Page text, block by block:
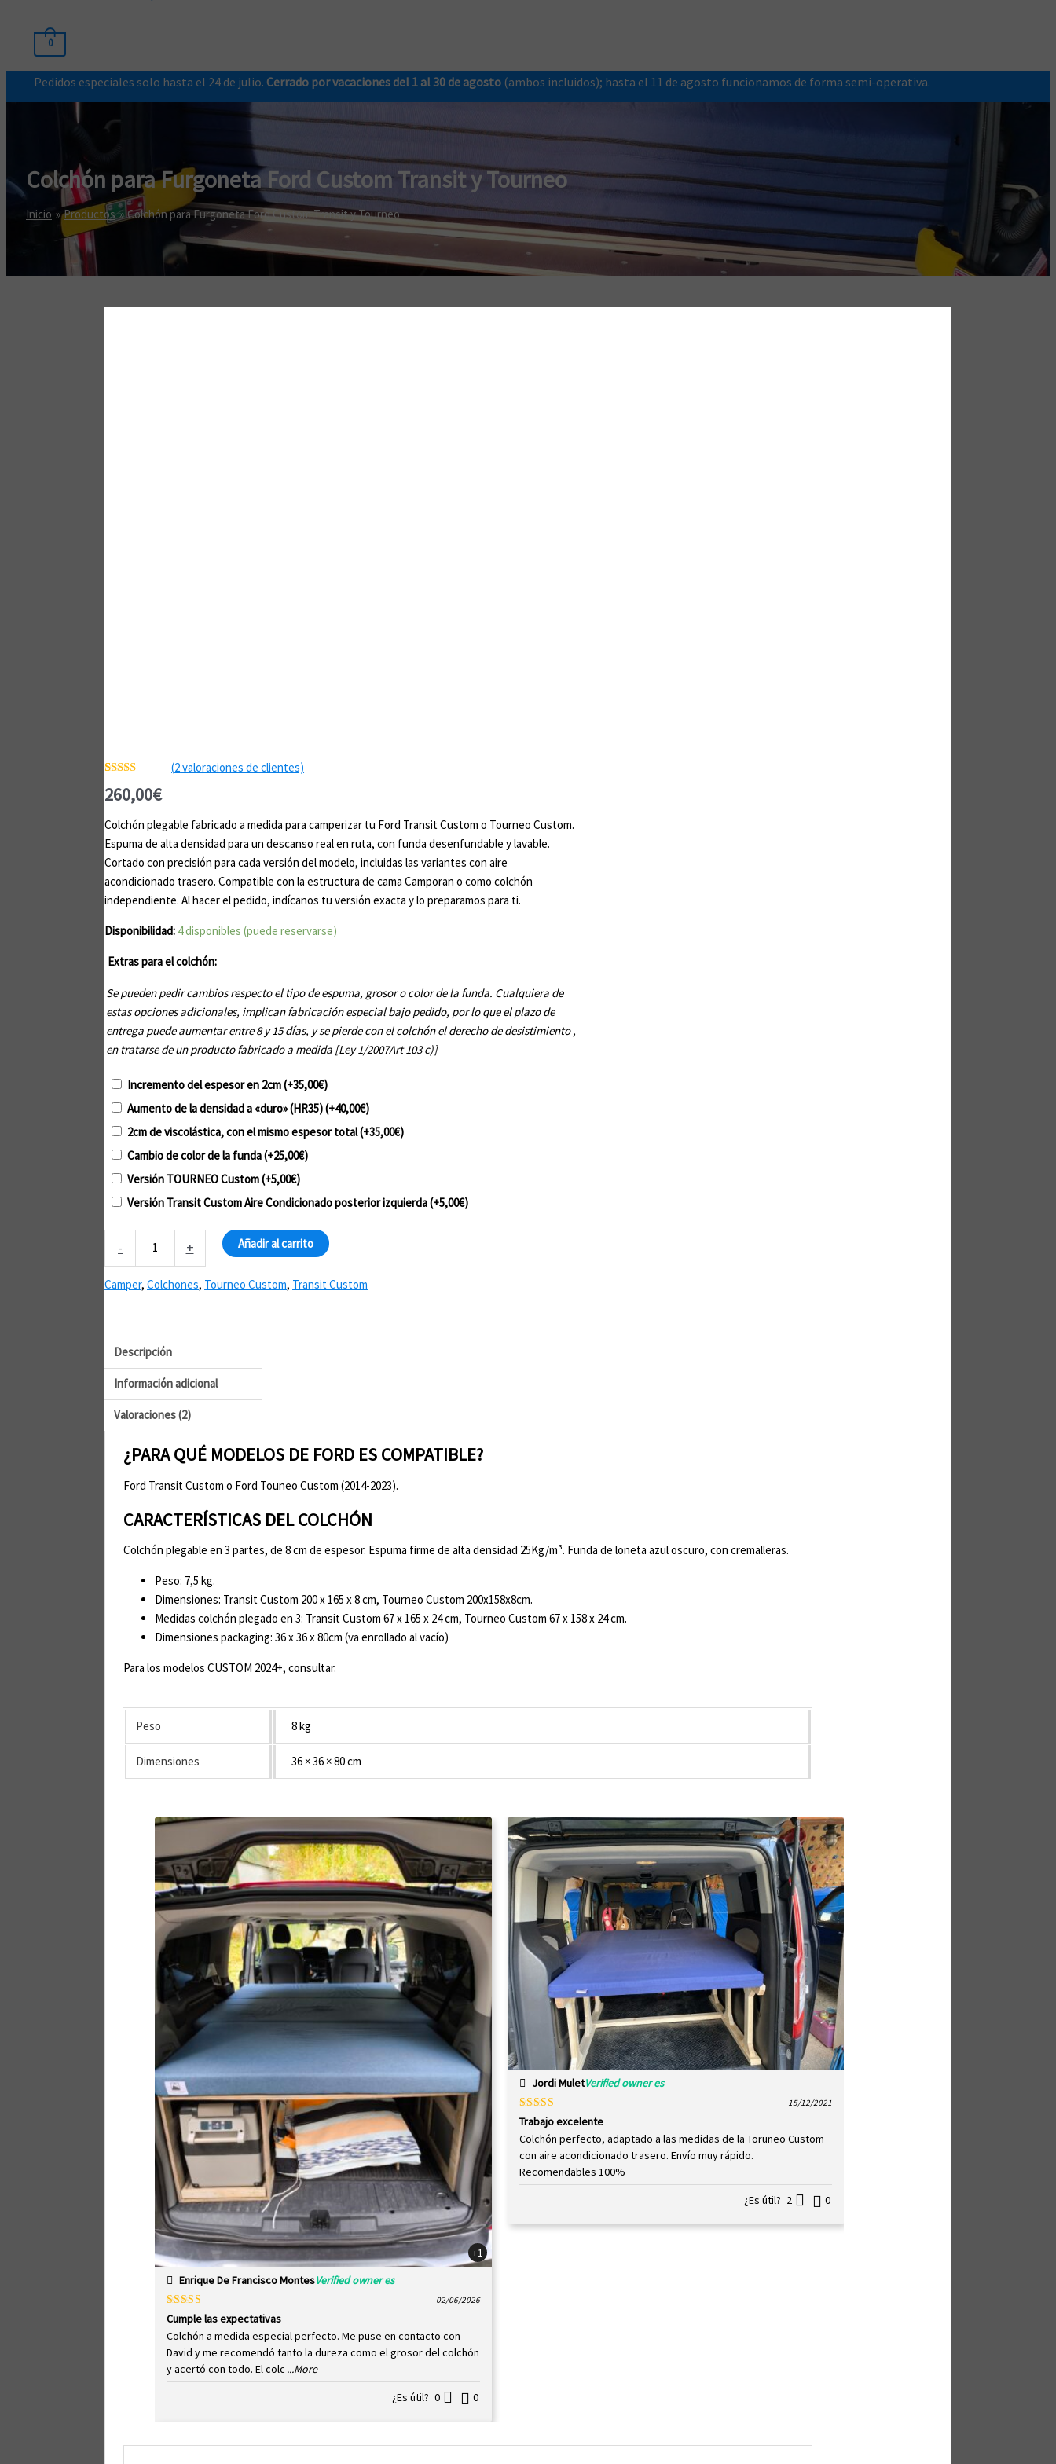
0
Pedidos especiales solo hasta el 24 de julio. Cerrado por vacaciones del 1 al 30 de agosto (ambos incluidos); hasta el 11 de agosto funcionamos de forma semi-operativa.
Colchón para Furgoneta Ford Custom Transit y Tourneo
Inicio Productos Colchón para Furgoneta Ford Custom Transit y Tourneo
con5.00de
valoraciones
de clientes
(2valoraciones de clientes)
260,00€
Colchón plegable fabricado a medida para camperizar tu Ford Transit Custom o Tourneo Custom.
Espuma de alta densidad para un descanso real en ruta, con funda desenfundable y lavable.
Cortado con precisión para cada versión del modelo, incluidas las variantes con aire
acondicionado trasero. Compatible con la estructura de cama Camporan o como colchón
independiente. Al hacer el pedido, indícanos tu versión exacta y lo preparamos para ti.
Disponibilidad: 4 disponibles (puede reservarse)
Extras para el colchón:
Se pueden pedir cambios respecto el tipo de espuma, grosor o color de la funda. Cualquiera de
estas opciones adicionales, implican fabricación especial bajo pedido, por lo que el plazo de
entrega puede aumentar entre 8 y 15 días, y se pierde con el colchón el derecho de desistimiento ,
en tratarse de un producto fabricado a medida [Ley 1/2007Art 103 c)]
Incremento del espesor en 2cm(+35,00€)
Aumento de la densidad a «duro» (HR35)(+40,00€)
2cm de viscolástica, con el mismo espesor total(+35,00€)
Cambio de color de la funda(+25,00€)
Versión TOURNEO Custom(+5,00€)
Versión Transit Custom Aire Condicionado posterior izquierda(+5,00€)
-
para
Ford
Tourneo
cantidad
+ Añadir al carrito
Camper,Colchones, Tourneo Custom, Transit Custom
Descripción
Información adicional
Valoraciones (2)
¿PARA QUÉ MODELOS DE FORD ES COMPATIBLE?
Ford Transit Custom o Ford Touneo Custom (2014-2023).
CARACTERÍSTICAS DEL COLCHÓN
Colchón plegable en 3 partes, de 8 cm de espesor. Espuma firme de alta densidad 25Kg/m³. Funda de loneta azul oscuro, con cremalleras.
Peso: 7,5 kg.
Dimensiones: Transit Custom 200 x 165 x 8 cm, Tourneo Custom 200x158x8cm.
Medidas colchón plegado en 3: Transit Custom 67 x 165 x 24 cm, Tourneo Custom 67 x 158 x 24 cm.
Dimensiones packaging: 36 x 36 x 80cm (va enrollado al vacío)
Para los modelos CUSTOM 2024+, consultar.
Peso 8 kg
Dimensiones 36 × 36 × 80 cm
+1
Enrique De Francisco MontesVerified owner es
Valorado
con5de 5
02/06/2026
Cumple las expectativas
Colchón a medida especial perfecto. Me puse en contacto con
David y me recomendó tanto la dureza como el grosor del colchón
y acertó con todo. El colc ...More
¿Es útil? 0 0
Jordi MuletVerified owner es
Valorado
5de 5
15/12/2021
Trabajo excelente
Colchón perfecto, adaptado a las medidas de la Toruneo Custom
con aire acondicionado trasero. Envío muy rápido.
Recomendables 100%
¿Es útil? 2 0